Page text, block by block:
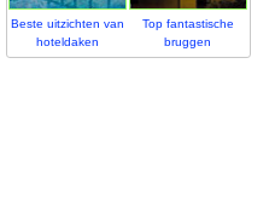
Beste uitzichten van
hoteldaken
Top fantastische
bruggen